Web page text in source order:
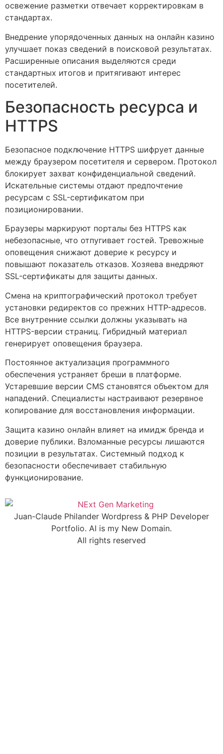
освежение разметки отвечает корректировкам в
стандартах.
Внедрение упорядоченных данных на онлайн казино
улучшает показ сведений в поисковой результатах.
Расширенные описания выделяются среди
стандартных итогов и притягивают интерес
посетителей.
Безопасность ресурса и
HTTPS
Безопасное подключение HTTPS шифрует данные
между браузером посетителя и сервером. Протокол
блокирует захват конфиденциальной сведений.
Искательные системы отдают предпочтение
ресурсам с SSL-сертификатом при
позиционировании.
Браузеры маркируют порталы без HTTPS как
небезопасные, что отпугивает гостей. Тревожные
оповещения снижают доверие к ресурсу и
повышают показатель отказов. Хозяева внедряют
SSL-сертификаты для защиты данных.
Смена на криптографический протокол требует
установки редиректов со прежних HTTP-адресов.
Все внутренние ссылки должны указывать на
HTTPS-версии страниц. Гибридный материал
генерирует оповещения браузера.
Постоянное актуализация программного
обеспечения устраняет бреши в платформе.
Устаревшие версии CMS становятся объектом для
нападений. Специалисты настраивают резервное
копирование для восстановления информации.
Защита казино онлайн влияет на имидж бренда и
доверие публики. Взломанные ресурсы лишаются
позиции в результатах. Системный подход к
безопасности обеспечивает стабильную
функционирование.
Juan-Claude Philander Wordpress & PHP Developer
Portfolio. AI is my New Domain.
All rights reserved